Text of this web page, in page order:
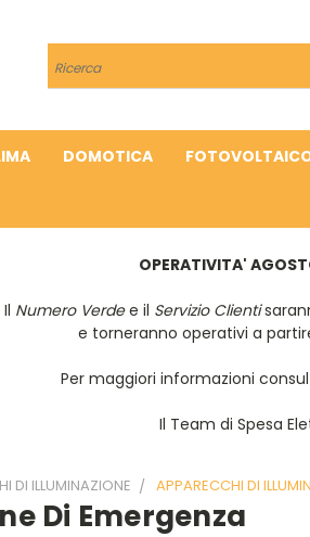
Cerca
DOMOTICA
OPERATIVITA'
Il Numero Verdee il Servizio Clienti
e torneranno operativi a
Per maggiori informazioni
Il Team di Spesa
DI ILLUMINAZIONE APPARECCHI DI
Di Emergenza